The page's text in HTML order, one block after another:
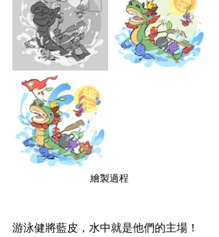
繪製過程
游泳健將藍皮，水中就是他們的主場！